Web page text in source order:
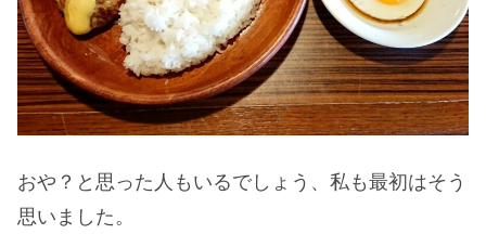
おや？と思った人もいるでしょう、私も最初はそう
思いました。